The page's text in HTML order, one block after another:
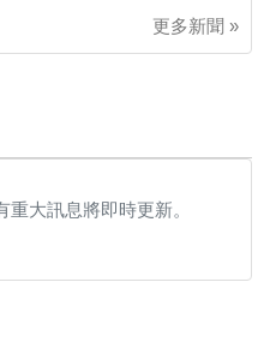
更多新聞 »
大訊息將即時更新。